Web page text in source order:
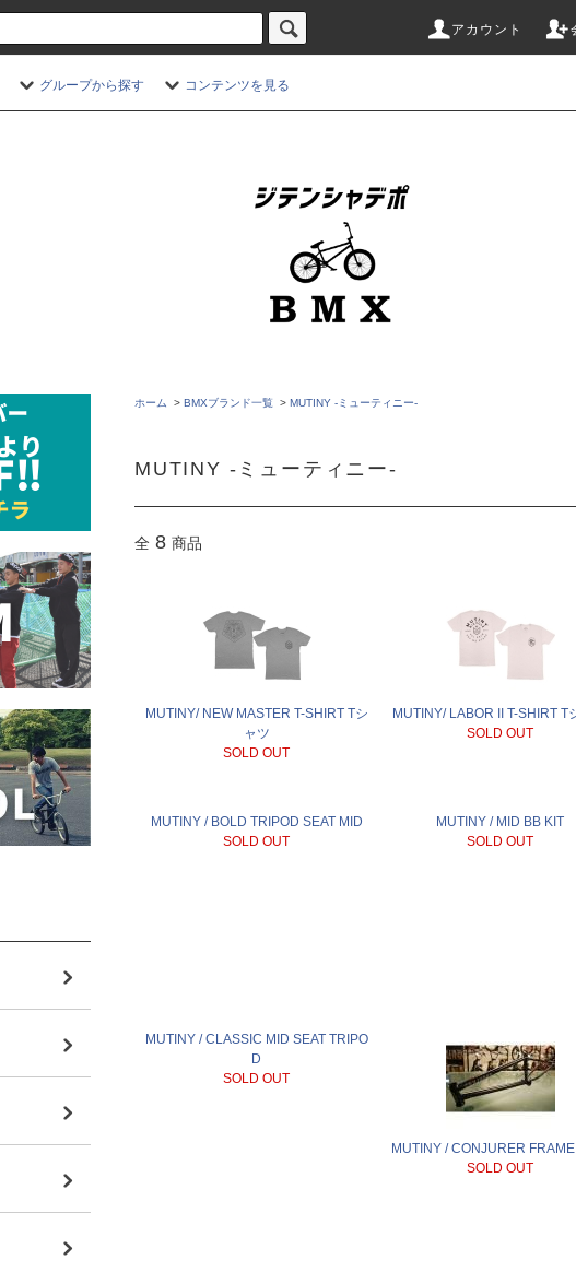
アカウント
グループから探す コンテンツを見る
ホーム > BMXブランド一覧 > MUTINY -ミューティニー-
MUTINY -ミューティニー-
全 8 商品
MUTINY/ NEW MASTER T-SHIRT Tシ
ャツ
SOLD OUT
MUTINY/ LABOR II T-SHIRT T
SOLD OUT
MUTINY / BOLD TRIPOD SEAT MID
SOLD OUT
MUTINY / MID BB KIT
SOLD OUT
MUTINY / CLASSIC MID SEAT TRIPO
D
SOLD OUT
MUTINY / CONJURER FRAME
SOLD OUT